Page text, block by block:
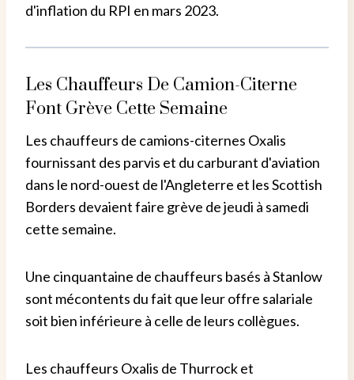
d'inflation du RPI en mars 2023.
Les Chauffeurs De Camion-Citerne
Font Grève Cette Semaine
Les chauffeurs de camions-citernes Oxalis
fournissant des parvis et du carburant d'aviation
dans le nord-ouest de l'Angleterre et les Scottish
Borders devaient faire grève de jeudi à samedi
cette semaine.
Une cinquantaine de chauffeurs basés à Stanlow
sont mécontents du fait que leur offre salariale
soit bien inférieure à celle de leurs collègues.
Les chauffeurs Oxalis de Thurrock et